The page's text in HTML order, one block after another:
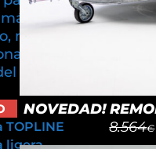
ligeros,
más
los
mercado
ligera
NOVEDAD!
8.564€